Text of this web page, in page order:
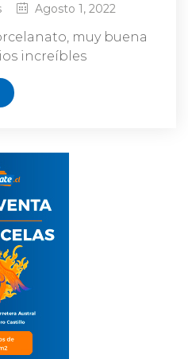
Agosto 1, 2022
muy buena
increíbles